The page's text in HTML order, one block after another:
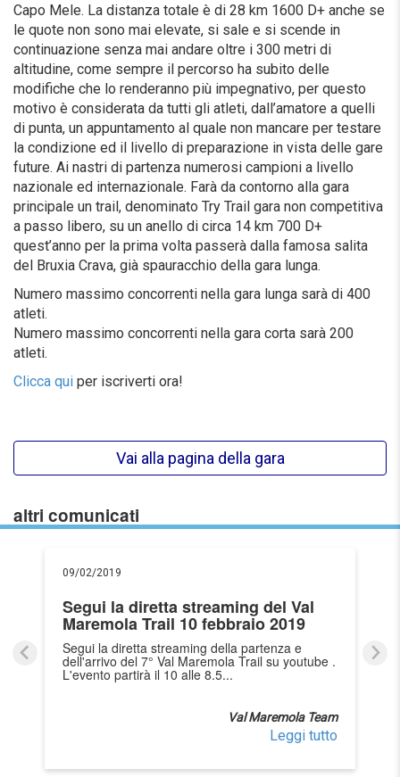
Capo Mele. La distanza totale è di 28 km 1600 D+ anche se
le quote non sono mai elevate, si sale e si scende in
continuazione senza mai andare oltre i 300 metri di
altitudine, come sempre il percorso ha subito delle
modifiche che lo renderanno più impegnativo, per questo
motivo è considerata da tutti gli atleti, dall’amatore a quelli
di punta, un appuntamento al quale non mancare per testare
la condizione ed il livello di preparazione in vista delle gare
future. Ai nastri di partenza numerosi campioni a livello
nazionale ed internazionale. Farà da contorno alla gara
principale un trail, denominato Try Trail gara non competitiva
a passo libero, su un anello di circa 14 km 700 D+
quest’anno per la prima volta passerà dalla famosa salita
del Bruxia Crava, già spauracchio della gara lunga.
Numero massimo concorrenti nella gara lunga sarà di 400
atleti.
Numero massimo concorrenti nella gara corta sarà 200
atleti.
Clicca qui per iscriverti ora!
Vai alla pagina della gara
altri comunicati
09/02/2019
Segui la diretta streaming del Val
Maremola Trail 10 febbraio 2019
Segui la diretta streaming della partenza e
dell'arrivo del 7° Val Maremola Trail su youtube .
L'evento partirà il 10 alle 8.5...
Val Maremola Team
Leggi tutto